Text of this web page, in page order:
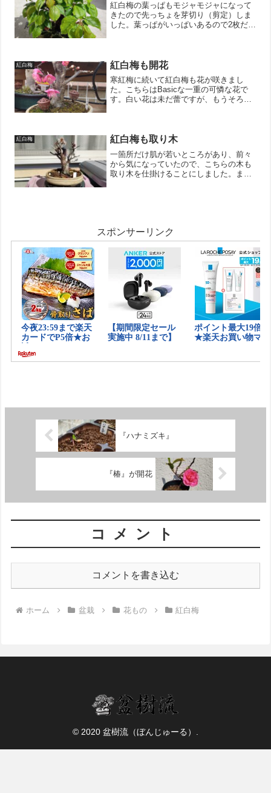
紅白梅の葉っぱもモジャモジャになって
きたので先っちょを芽切り（剪定）しま
した。葉っぱがいっぱいあるので2枚だけ
です。今回使った鋏はコ...
紅白梅 紅白梅も開花
寒紅梅に続いて紅白梅も花が咲きまし
た。こちらはBasicな一重の可憐な花で
す。白い花は未だ蕾ですが、もうそろそ
で、盆栽初心者には嬉...
紅白梅 紅白梅も取り木
一箇所だけ肌が若いところがあり、前々
から気になっていたので、こちらの木も
取り木を仕掛けることにしました。ま
スポンサーリンク
『ハナミズキ』
『椿』が開花
コメント
コメントを書き込む
ホーム 盆栽 花もの 紅白梅
© 2020 盆樹流（ぼんじゅーる）.